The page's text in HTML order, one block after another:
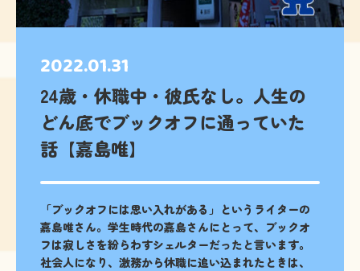
2022.01.31
24歳・休職中・彼氏なし。人生の
どん底でブックオフに通っていた
話【嘉島唯】
「ブックオフには思い入れがある」というライターの
嘉島唯さん。学生時代の嘉島さんにとって、ブックオ
フは寂しさを紛らわすシェルターだったと言います。
社会人になり、激務から休職に追い込まれたときは、